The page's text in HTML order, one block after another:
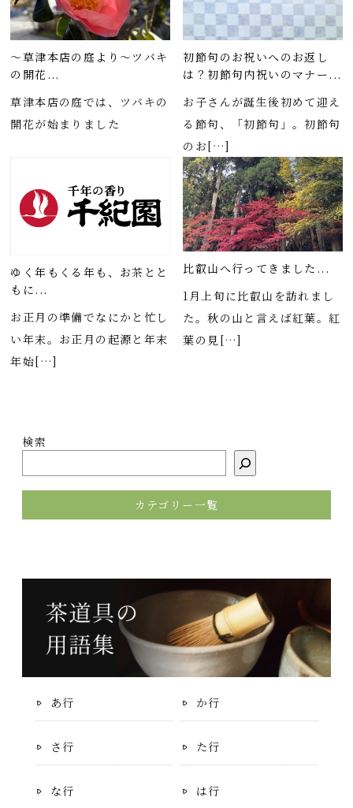
～草津本店の庭より～ツバキ
の開花...
草津本店の庭では、ツバキの
開花が始まりました
初節句のお祝いへのお返し
は？初節句内祝いのマナー...
お子さんが誕生後初めて迎え
る節句、「初節句」。初節句
のお[…]
ゆく年もくる年も、お茶とと
もに...
お正月の準備でなにかと忙し
い年末。お正月の起源と年末
年始[…]
比叡山へ行ってきました...
1月上旬に比叡山を訪れまし
た。秋の山と言えば紅葉。紅
葉の見[…]
検索
カテゴリー一覧
あ行 か行
さ行 た行
な行 は行